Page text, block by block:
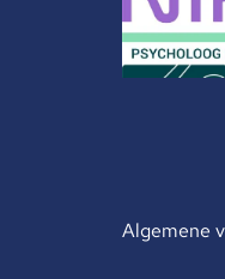
Algemene